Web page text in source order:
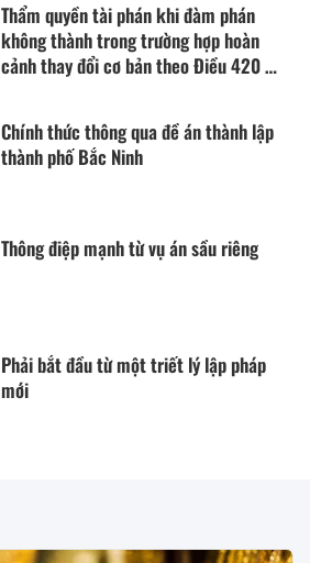
Thẩm quyền tài phán khi đàm phán
không thành trong trường hợp hoàn
cảnh thay đổi cơ bản theo Điều 420 Bộ
Chính thức thông qua đề án thành lập
thành phố Bắc Ninh
Thông điệp mạnh từ vụ án sầu riêng
Phải bắt đầu từ một triết lý lập pháp
mới